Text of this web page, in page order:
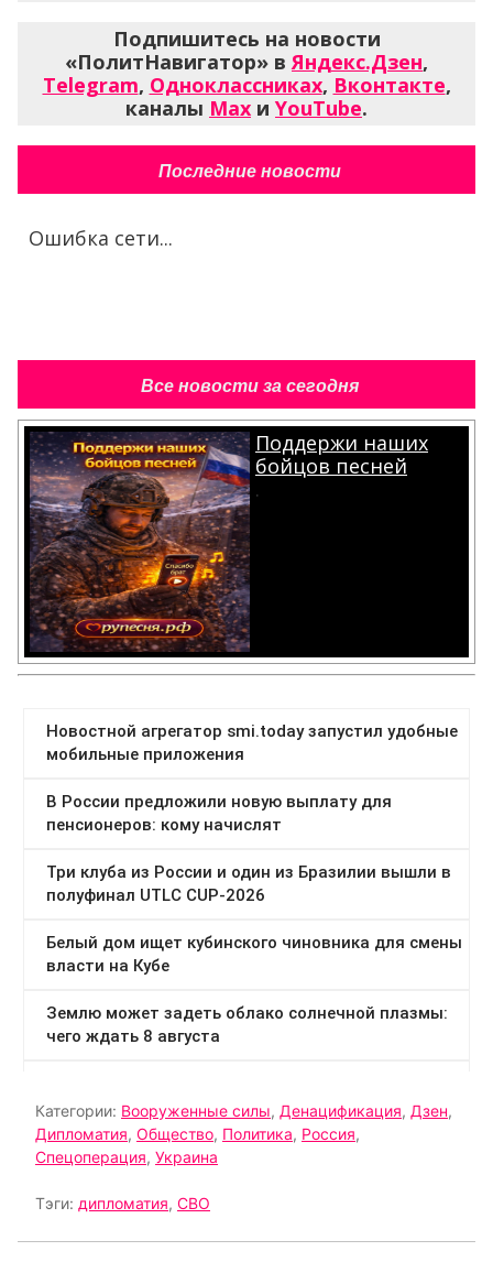
Подпишитесь на новости
«ПолитНавигатор» вЯндекс.Дзен,
Telegram, Одноклассниках, Вконтакте,
каналы Max и YouTube.
Последние новости
Ошибка сети...
Все новости за сегодня
Поддержи наших
бойцов песней
.
Категории: Вооруженные силы, Денацификация, Дзен,
Дипломатия, Общество, Политика, Россия,
Спецоперация, Украина
Тэги: дипломатия, СВО